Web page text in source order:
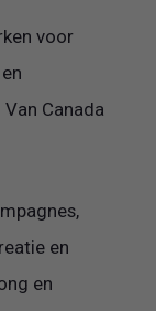
voor
Canada
en
en